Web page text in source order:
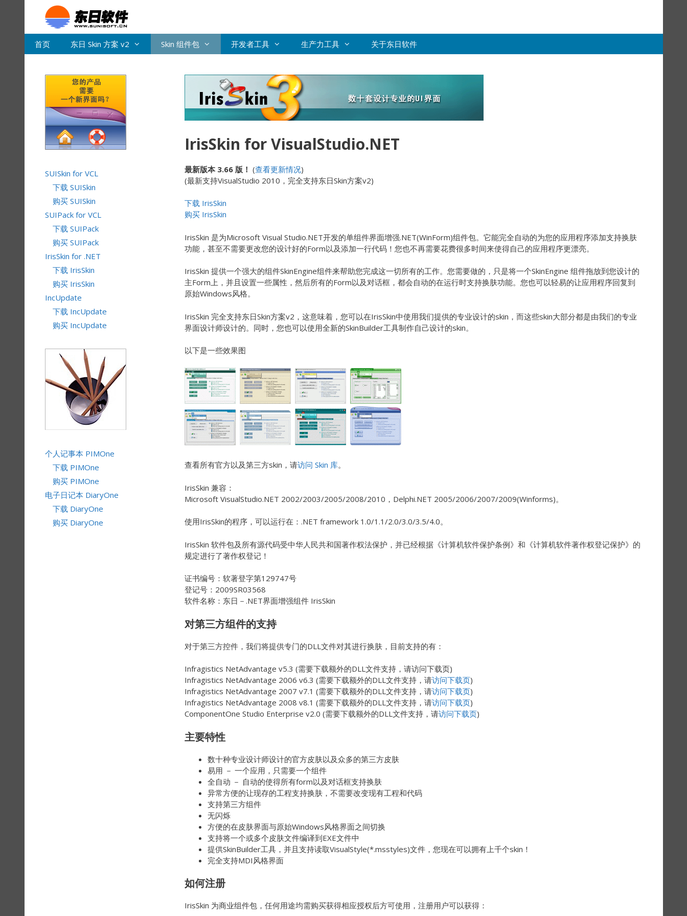
首页 东日 Skin 方案 v2 Skin 组件包 开发者工具 生产力工具 关于东日软件
IrisSkin for VisualStudio.NET
最新版本 3.66 版！ (查看更新情况)
(最新支持VisualStudio 2010，完全支持东日Skin方案v2)
下载 IrisSkin
购买 IrisSkin
IrisSkin 是为Microsoft Visual Studio.NET开发的单组件界面增强.NET(WinForm)组件包。它能完全自动的为您的应用程序添加支持换肤
功能，甚至不需要更改您的设计好的Form以及添加一行代码！您也不再需要花费很多时间来使得自己的应用程序更漂亮。
IrisSkin 提供一个强大的组件SkinEngine组件来帮助您完成这一切所有的工作。您需要做的，只是将一个SkinEngine 组件拖放到您设计的
主Form上，并且设置一些属性，然后所有的Form以及对话框，都会自动的在运行时支持换肤功能。您也可以轻易的让应用程序回复到
原始Windows风格。
IrisSkin 完全支持东日Skin方案v2，这意味着，您可以在IrisSkin中使用我们提供的专业设计的skin，而这些skin大部分都是由我们的专业
界面设计师设计的。同时，您也可以使用全新的SkinBuilder工具制作自己设计的skin。
以下是一些效果图
查看所有官方以及第三方skin，请访问 Skin 库。
IrisSkin 兼容：
Microsoft VisualStudio.NET 2002/2003/2005/2008/2010，Delphi.NET 2005/2006/2007/2009(Winforms)。
使用IrisSkin的程序，可以运行在：.NET framework 1.0/1.1/2.0/3.0/3.5/4.0。
IrisSkin 软件包及所有源代码受中华人民共和国著作权法保护，并已经根据《计算机软件保护条例》和《计算机软件著作权登记保护》的
规定进行了著作权登记！
证书编号：软著登字第129747号
登记号：2009SR03568
软件名称：东日－.NET界面增强组件 IrisSkin
对第三方组件的支持
对于第三方控件，我们将提供专门的DLL文件对其进行换肤，目前支持的有：
Infragistics NetAdvantage v5.3 (需要下载额外的DLL文件支持，请访问下载页)
Infragistics NetAdvantage 2006 v6.3 (需要下载额外的DLL文件支持，请访问下载页)
Infragistics NetAdvantage 2007 v7.1 (需要下载额外的DLL文件支持，请访问下载页)
Infragistics NetAdvantage 2008 v8.1 (需要下载额外的DLL文件支持，请访问下载页)
ComponentOne Studio Enterprise v2.0 (需要下载额外的DLL文件支持，请访问下载页)
主要特性
数十种专业设计师设计的官方皮肤以及众多的第三方皮肤
易用 － 一个应用，只需要一个组件
全自动 － 自动的使得所有form以及对话框支持换肤
异常方便的让现存的工程支持换肤，不需要改变现有工程和代码
支持第三方组件
无闪烁
方便的在皮肤界面与原始Windows风格界面之间切换
支持将一个或多个皮肤文件编译到EXE文件中
提供SkinBuilder工具，并且支持读取VisualStyle(*.msstyles)文件，您现在可以拥有上千个skin！
完全支持MDI风格界面
如何注册
IrisSkin 为商业组件包，任何用途均需购买获得相应授权后方可使用，注册用户可以获得：
SUISkin for VCL
下载 SUISkin
购买 SUISkin
SUIPack for VCL
下载 SUIPack
购买 SUIPack
IrisSkin for .NET
下载 IrisSkin
购买 IrisSkin
IncUpdate
下载 IncUpdate
购买 IncUpdate
个人记事本 PIMOne
下载 PIMOne
购买 PIMOne
电子日记本 DiaryOne
下载 DiaryOne
购买 DiaryOne